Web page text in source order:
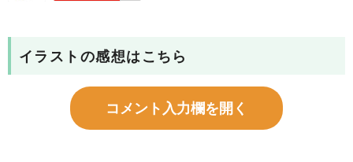
イラストの感想はこちら
コメント入力欄を開く